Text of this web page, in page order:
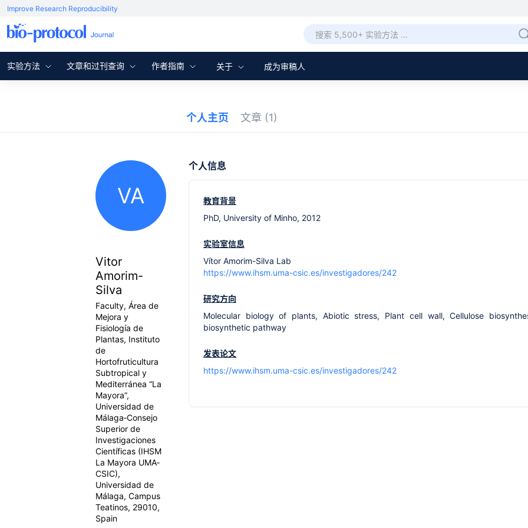
Improve Research Reproducibility
实验方法 文章和过刊查询 作者指南 关于 成为审稿人
个人主页 文章 (1)
VA
Vitor
Amorim-
Silva
Faculty, Área de
Mejora y
Fisiología de
Plantas, Instituto
de
Hortofruticultura
Subtropical y
Mediterránea “La
Mayora”,
Universidad de
Málaga‐Consejo
Superior de
Investigaciones
Científicas (IHSM
La Mayora UMA‐
CSIC),
Universidad de
Málaga, Campus
Teatinos, 29010,
Spain
个人信息
教育背景
PhD, University of Minho, 2012
实验室信息
Vítor Amorim-Silva Lab
https://www.ihsm.uma-csic.es/investigadores/242
研究方向
Molecular biology of plants, Abiotic stress, Plant cell wall, Cellulose
biosynthetic pathway
发表论文
https://www.ihsm.uma-csic.es/investigadores/242